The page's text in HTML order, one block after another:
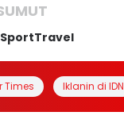
SportTravel
Times Iklanin di IDN